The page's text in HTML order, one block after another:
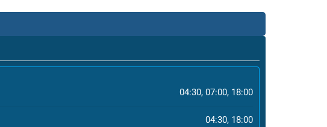
04:30, 07:00, 18:00
04:30, 18:00